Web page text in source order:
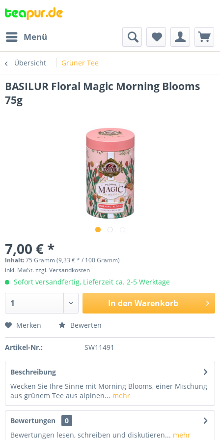
Menü
Übersicht Grüner Tee
BASILUR Floral Magic Morning Blooms
75g
7,00 € *
Inhalt:75 Gramm (9,33 € * / 100 Gramm)
inkl. MwSt.zzgl. Versandkosten
Sofort versandfertig, Lieferzeit ca. 2-5 Werktage
In den Warenkorb
Merken Bewerten
Artikel-Nr.: SW11491
Beschreibung
Wecken Sie Ihre Sinne mit Morning Blooms, einer Mischung
aus grünem Tee aus alpinen... mehr
Bewertungen
0
Bewertungen lesen, schreiben und diskutieren... mehr